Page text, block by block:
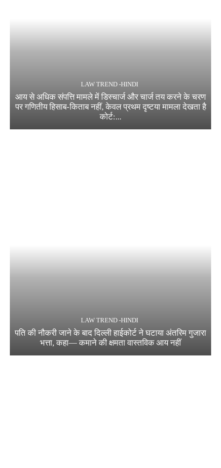
LAW TREND -HINDI
आय से अधिक संपत्ति मामले में डिस्चार्ज और चार्ज तय करने के चरण
पर गणितीय हिसाब-किताब नहीं, केवल प्रथम दृष्टया मामला देखता है
कोर्ट:...
LAW TREND -HINDI
पति की नौकरी जाने के बाद दिल्ली हाईकोर्ट ने घटाया अंतरिम गुजारा
भत्ता, कहा— कमाने की क्षमता वास्तविक आय नहीं